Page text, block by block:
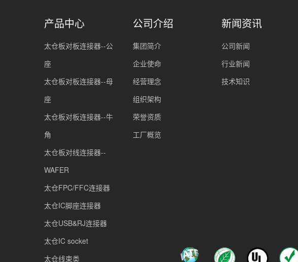
产品中心
太仓板对板连接器--公
座
太仓板对板连接器--母
座
太仓板对板连接器--牛
角
太仓板对线连接器--
WAFER
太仓FPC/FFC连接器
太仓IC脚座连接器
太仓USB&RJ连接器
太仓IC socket
太仓线束类
公司介绍
集团简介
企业使命
经营理念
组织架构
荣誉资质
工厂概览
新闻资讯
公司新闻
行业新闻
技术知识